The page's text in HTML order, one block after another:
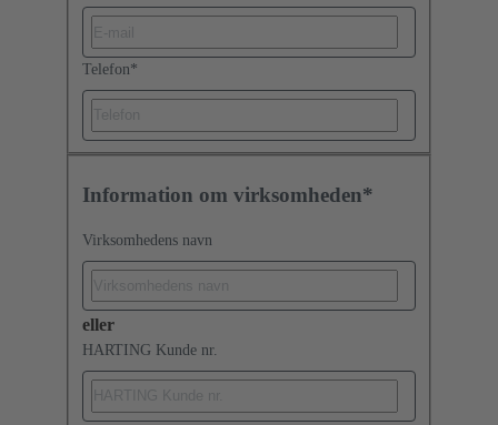
Telefon*
Information om virksomheden*
Virksomhedens navn
eller
HARTING Kunde nr.